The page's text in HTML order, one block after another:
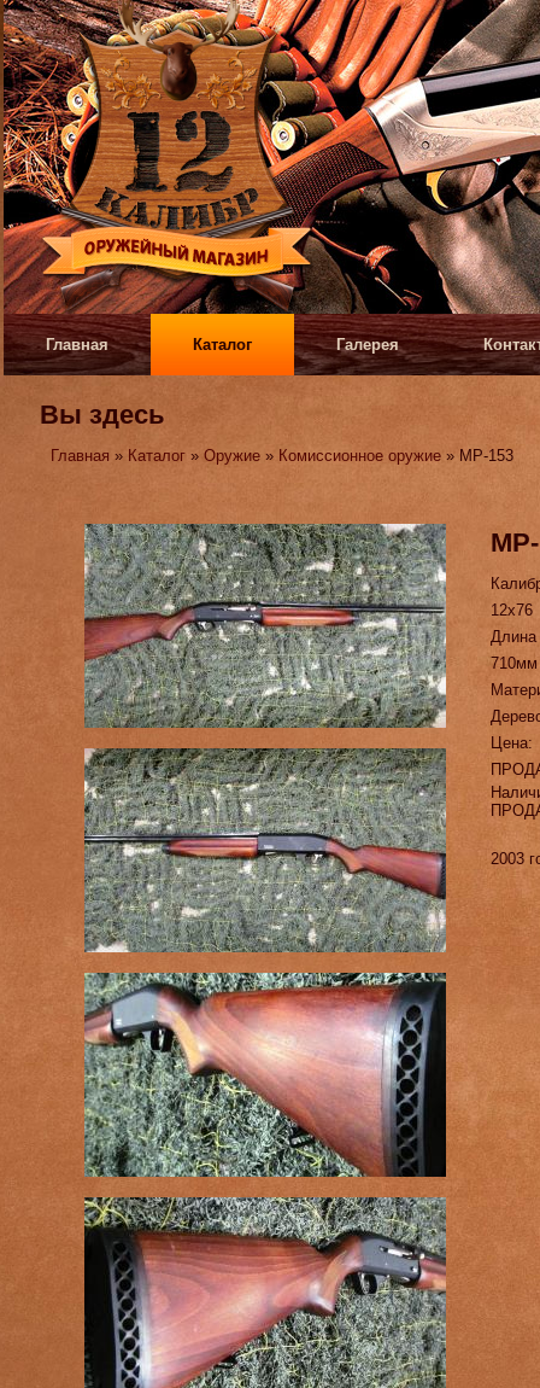
Главная Каталог Галерея
Вы здесь
Главная » Каталог »Оружие » Комиссионное оружие » МР-153
МР-
12х76
710мм
Цена:
2003